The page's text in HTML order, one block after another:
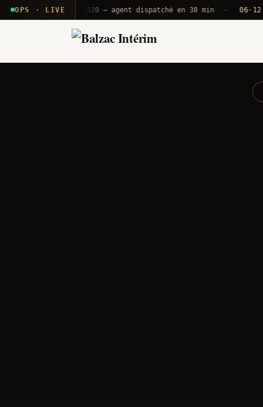
OPS · LIVE
T2E · B71 Push A320 — agent dispatché en 38 min · 06·12 UTC